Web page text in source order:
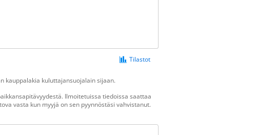
Tilastot
kauppalakia kuluttajansuojalain sijaan.
Ilmoitetuissa tiedoissa saattaa
vasta kun myyjä on sen pyynnöstäsi vahvistanut.